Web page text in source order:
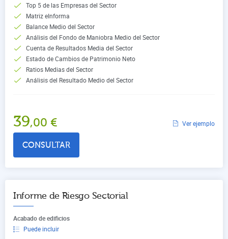
Top 5 de las Empresas del Sector
Matriz eInforma
Balance Medio del Sector
Análisis del Fondo de Maniobra Medio del Sector
Cuenta de Resultados Media del Sector
Estado de Cambios de Patrimonio Neto
Ratios Medias del Sector
Análisis del Resultado Medio del Sector
39,00 € Ver ejemplo
CONSULTAR
Informe de Riesgo Sectorial
Acabado de edificios
Puede incluir